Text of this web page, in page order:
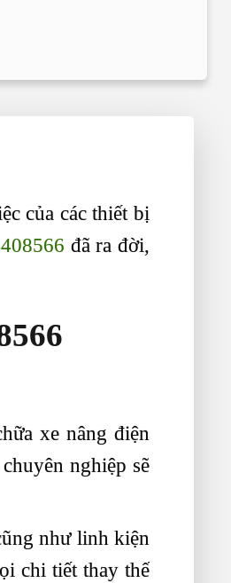
của các thiết bị
đã ra đời,
xe nâng điện
nghiệp sẽ
như linh kiện
chi tiết thay thế